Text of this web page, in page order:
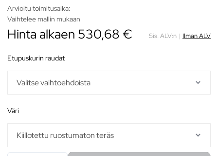
Arvioitu toimitusaika:
Vaihtelee mallin mukaan
Hinta alkaen 530,68 € Sis. ALV:n | Ilman ALV
etupuskurin raudat
väri